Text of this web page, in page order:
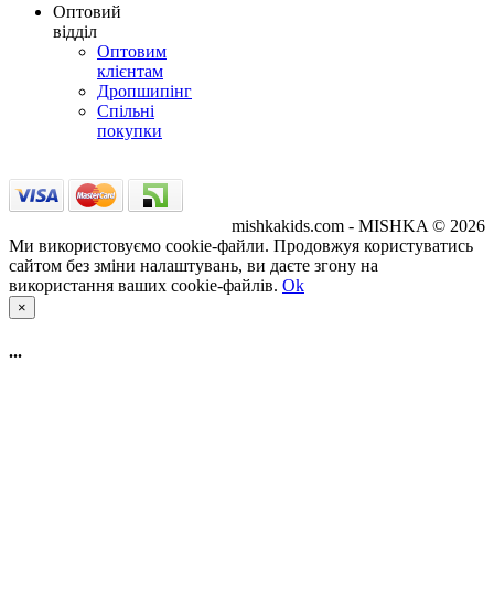
Оптовий
відділ
Оптовим
клієнтам
Дропшипінг
Спільні
покупки
mishkakids.com - MISHKA © 2026
Ми використовуємо cookie-файли. Продовжуя користуватись
сайтом без зміни налаштувань, ви даєте згону на
використання ваших cookie-файлів. Ok
×
...